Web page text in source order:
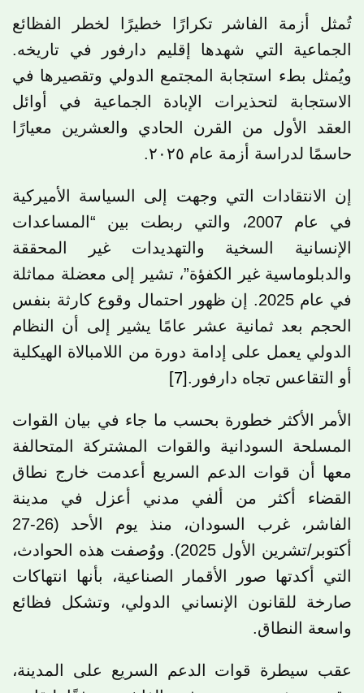
تُمثل أزمة الفاشر تكرارًا خطيرًا لخطر الفظائع
الجماعية التي شهدها إقليم دارفور في تاريخه.
ويُمثل بطء استجابة المجتمع الدولي وتقصيرها في
الاستجابة لتحذيرات الإبادة الجماعية في أوائل
العقد الأول من القرن الحادي والعشرين معيارًا
حاسمًا لدراسة أزمة عام ٢٠٢٥.
إن الانتقادات التي وجهت إلى السياسة الأميركية
في عام 2007، والتي ربطت بين “المساعدات
الإنسانية السخية والتهديدات غير المحققة
والدبلوماسية غير الكفؤة”، تشير إلى معضلة مماثلة
في عام 2025. إن ظهور احتمال وقوع كارثة بنفس
الحجم بعد ثمانية عشر عامًا يشير إلى أن النظام
الدولي يعمل على إدامة دورة من اللامبالاة الهيكلية
أو التقاعس تجاه دارفور.[7]
الأمر الأكثر خطورة بحسب ما جاء في بيان القوات
المسلحة السودانية والقوات المشتركة المتحالفة
معها أن قوات الدعم السريع أعدمت خارج نطاق
القضاء أكثر من ألفي مدني أعزل في مدينة
الفاشر، غرب السودان، منذ يوم الأحد (26-27
أكتوبر/تشرين الأول 2025). ووُصفت هذه الحوادث،
التي أكدتها صور الأقمار الصناعية، بأنها انتهاكات
صارخة للقانون الإنساني الدولي، وتشكل فظائع
واسعة النطاق.
عقب سيطرة قوات الدعم السريع على المدينة،